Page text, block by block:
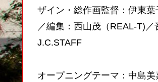
ザイン・総作画監督：伊東
／編集：西山茂（REAL-T)
J.C.STAFF
オープニングテーマ：中島美